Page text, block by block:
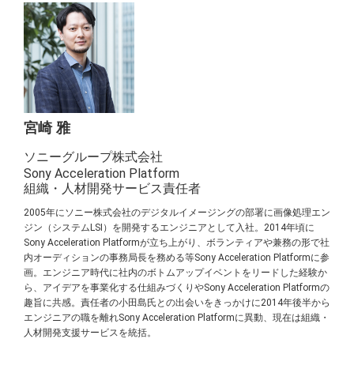
宮崎 雅
ソニーグループ株式会社
Sony Acceleration Platform
組織・人材開発サービス責任者
2005年にソニー株式会社のデジタルイメージングの部署に画像処理エン
ジン（システムLSI）を開発するエンジニアとして入社。2014年頃に
Sony Acceleration Platformが立ち上がり、ボランティアや兼務の形で社
内オーディションの事務局長を務める等Sony Acceleration Platformに参
画。エンジニア時代に社内のボトムアップイベントをリードした経験か
ら、アイデアを事業化する仕組みづくりやSony Acceleration Platformの
趣旨に共感。責任者の小田島氏との出会いをきっかけに2014年後半から
エンジニアの職を離れSony Acceleration Platformに異動、現在は組織・
人材開発支援サービスを統括。